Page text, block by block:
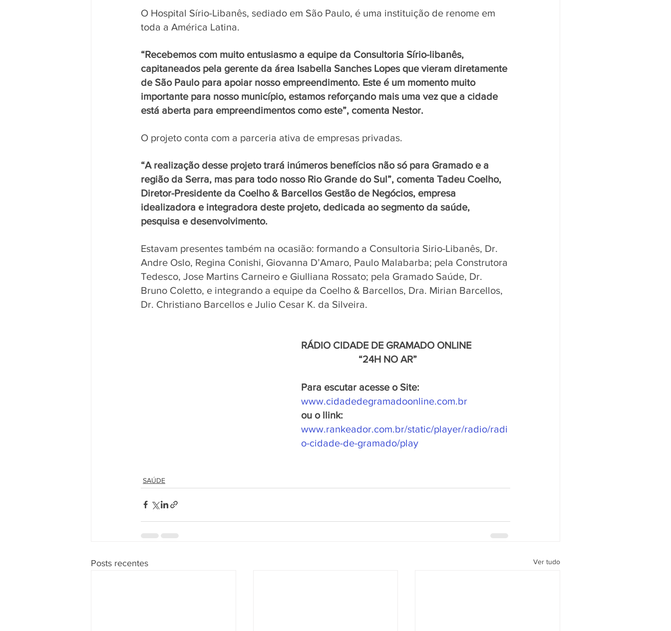
O Hospital Sírio-Libanês, sediado em São Paulo, é uma instituição de renome em
toda a América Latina.
“Recebemos com muito entusiasmo a equipe da Consultoria Sírio-libanês,
capitaneados pela gerente da área Isabella Sanches Lopes que vieram diretamente
de São Paulo para apoiar nosso empreendimento. Este é um momento muito
importante para nosso município, estamos reforçando mais uma vez que a cidade
está aberta para empreendimentos como este”, comenta Nestor.
O projeto conta com a parceria ativa de empresas privadas.
“A realização desse projeto trará inúmeros benefícios não só para Gramado e a
região da Serra, mas para todo nosso Rio Grande do Sul”, comenta Tadeu Coelho,
Diretor-Presidente da Coelho & Barcellos Gestão de Negócios, empresa
idealizadora e integradora deste projeto, dedicada ao segmento da saúde,
pesquisa e desenvolvimento.
Estavam presentes também na ocasião: formando a Consultoria Sirio-Libanês, Dr.
Andre Oslo, Regina Conishi, Giovanna D’Amaro, Paulo Malabarba; pela Construtora
Tedesco, Jose Martins Carneiro e Giulliana Rossato; pela Gramado Saúde, Dr.
Bruno Coletto, e integrando a equipe da Coelho & Barcellos, Dra. Mirian Barcellos,
Dr. Christiano Barcellos e Julio Cesar K. da Silveira.
RÁDIO CIDADE DE GRAMADO ONLINE
“24H NO AR”
Para escutar acesse o Site:
www.cidadedegramadoonline.com.br
ou o llink:
www.rankeador.com.br/static/player/radio/radi
o-cidade-de-gramado/play
SAÚDE
Posts recentes Ver tudo